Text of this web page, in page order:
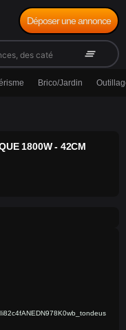
clear_all
Déposer une annonce
Brico/Jardin
1800W - 42CM